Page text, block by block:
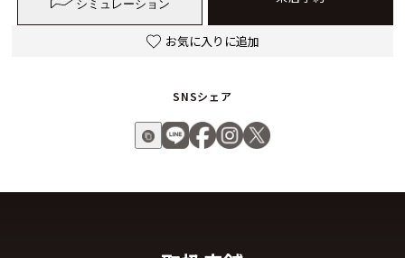
シミュレーション
お気に入りに追加
SNSシェア